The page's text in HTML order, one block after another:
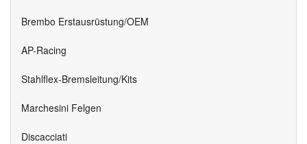
Brembo Erstausrüstung/OEM
AP-Racing
Stahlflex-Bremsleitung/Kits
Marchesini Felgen
Discacciati